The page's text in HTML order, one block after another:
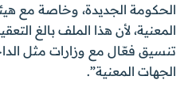
الحكومة الجديدة، وخاصة مع
المعنية، لأن هذا الملف بالغ
تنسيق فعّال مع وزارات مثل
الجهات المعنية”.